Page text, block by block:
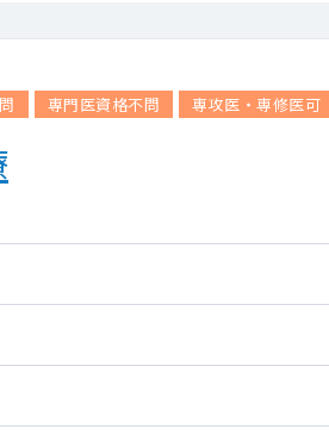
専門医資格不問 専攻医・専修医可